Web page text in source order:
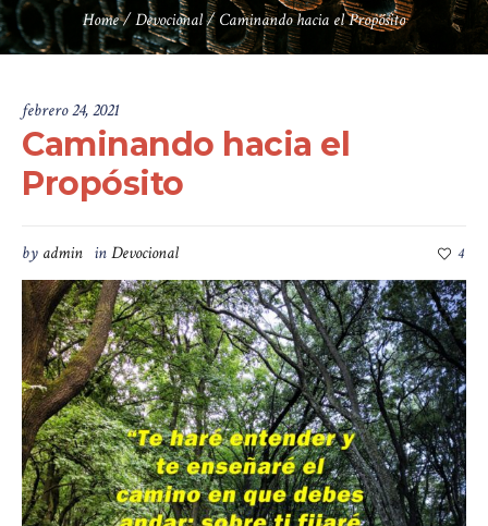
Home/Devocional/Caminando hacia el Propósito
febrero 24, 2021
Caminando hacia el
Propósito
by admin inDevocional 4